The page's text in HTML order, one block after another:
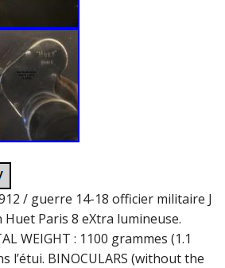
/ guerre 14-18 officier militaire J
Paris 8 eXtra lumineuse.
WEIGHT : 1100 grammes (1.1
l’étui. BINOCULARS (without the